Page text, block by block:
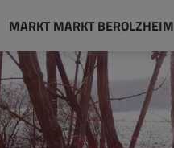
MARKT MARKT BEROLZHEIM